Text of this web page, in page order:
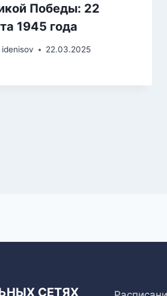
Победы: 22
1945 года
idenisov 22.03.2025
СЕТЯХ